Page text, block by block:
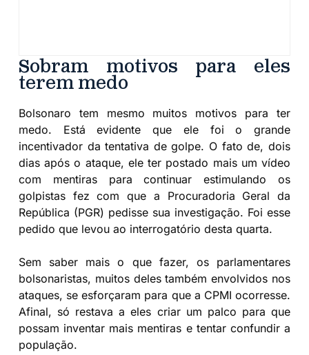
Sobram motivos para eles
terem medo
Bolsonaro tem mesmo muitos motivos para ter
medo. Está evidente que ele foi o grande
incentivador da tentativa de golpe. O fato de, dois
dias após o ataque, ele ter postado mais um vídeo
com mentiras para continuar estimulando os
golpistas fez com que a Procuradoria Geral da
República (PGR) pedisse sua investigação. Foi esse
pedido que levou ao interrogatório desta quarta.
Sem saber mais o que fazer, os parlamentares
bolsonaristas, muitos deles também envolvidos nos
ataques, se esforçaram para que a CPMI ocorresse.
Afinal, só restava a eles criar um palco para que
possam inventar mais mentiras e tentar confundir a
população.